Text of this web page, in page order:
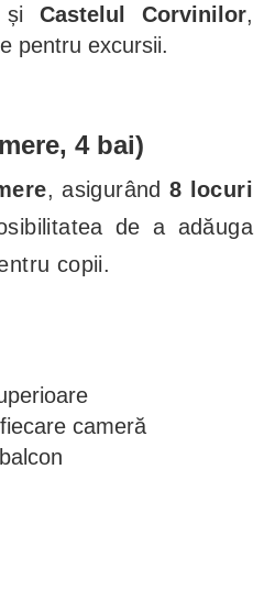
și Castelul Corvinilor,
pentru excursii.
4 bai)
, asigurând8 locuri
de a adăuga
copii.
cameră